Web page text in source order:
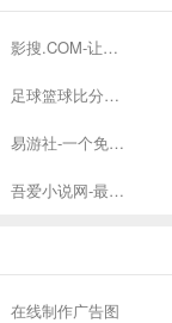
影搜.COM-让影视搜索变得简单
足球篮球比分、体育赛果直播|让足球滚一会
易游社-一个免费二次元游戏分享社区
吾爱小说网-最新热门免费小说阅读
在线制作广告图